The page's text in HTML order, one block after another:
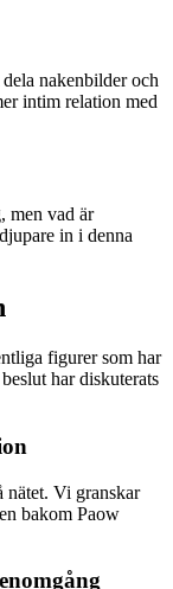
nakenbilder och
intim relation med
men vad är
in i denna
figurer som har
har diskuterats
Vi granskar
bakom Paow